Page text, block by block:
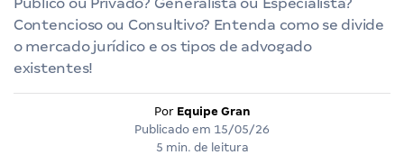
Contencioso ou Consultivo? Entenda como se divide
o mercado jurídico e os tipos de advogado
existentes!
Por Equipe Gran
Publicado em 15/05/26
5 min. de leitura